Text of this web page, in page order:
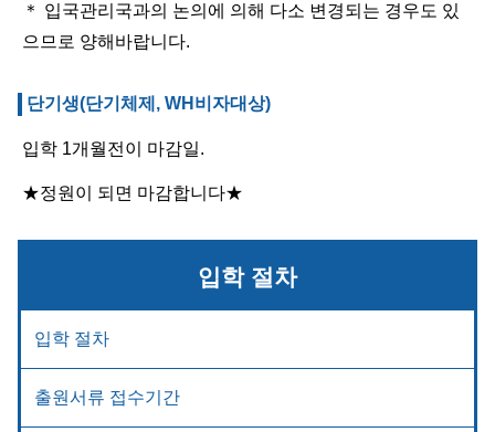
＊ 입국관리국과의 논의에 의해 다소 변경되는 경우도 있
으므로 양해바랍니다.
단기생(단기체제, WH비자대상)
입학 1개월전이 마감일.
★정원이 되면 마감합니다★
입학 절차
입학 절차
출원서류 접수기간